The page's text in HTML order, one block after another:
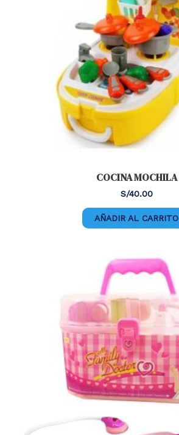
COCINA MOCHILA
S/40.00
AÑADIR AL CARRITO